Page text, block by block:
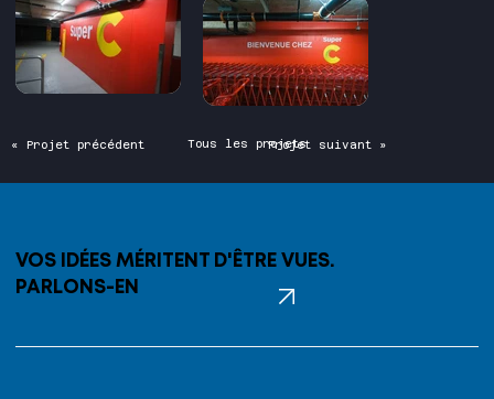
« Projet précédent Tous les projetsProjet suivant »
VOS IDÉES MÉRITENT D'ÊTRE VUES.
PARLONS-EN